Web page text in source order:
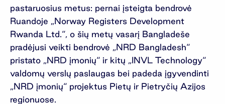
pastaruosius metus: pernai įsteigta bendrovė
Ruandoje „Norway Registers Development
Rwanda Ltd.“, o šių metų vasarį Bangladeše
pradėjusi veikti bendrovė „NRD Bangladesh“
pristato „NRD įmonių“ ir kitų „INVL Technology“
valdomų verslų paslaugas bei padeda įgyvendinti
„NRD įmonių“ projektus Pietų ir Pietryčių Azijos
regionuose.